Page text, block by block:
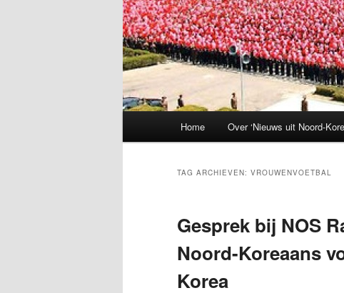
Home Over ‘Nieuws uit Noord-
TAG ARCHIEVEN: VROUWENVOETBAL
Gesprek bij NOS
Noord-Koreaans
Korea